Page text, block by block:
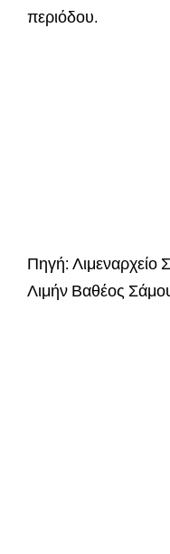
περιόδου.
Πηγή: Λιμεναρχείο
Λιμήν Βαθέος